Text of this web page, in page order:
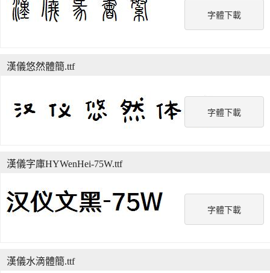
字體下載
字體下載
漢儀悠然體簡.ttf
字體下載
漢儀字庫HYWenHei-75W.ttf
漢儀水滴體簡.ttf